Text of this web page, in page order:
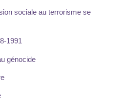
sociale au terrorisme se
1991
génocide